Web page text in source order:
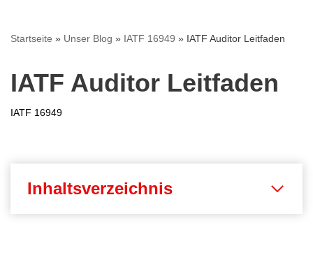
Startseite » Unser Blog » IATF 16949 » IATF Auditor Leitfaden
IATF Auditor Leitfaden
IATF 16949
Inhaltsverzeichnis